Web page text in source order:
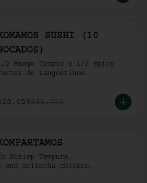
SUSHI (10
2 Mango Tropic & 1/2 Spicy
de Langostinos.
$46.750
Shrimp Tempura.
Und Sriracha Chicken.